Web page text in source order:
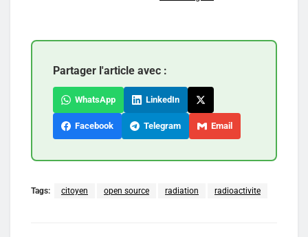
Partager l'article avec :
WhatsApp LinkedIn
Facebook Telegram Email
Tags: citoyen open source radiation radioactivite